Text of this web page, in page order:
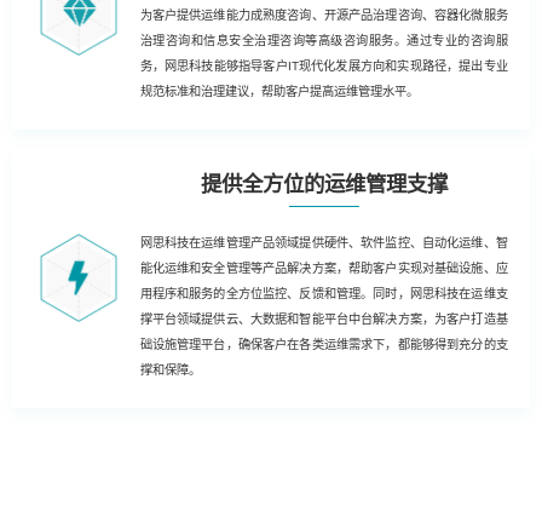
为客户提供运维能力成熟度咨询、开源产品治理咨询、容器化微服务
治理咨询和信息安全治理咨询等高级咨询服务。通过专业的咨询服
务，网思科技能够指导客户IT现代化发展方向和实现路径，提出专业
规范标准和治理建议，帮助客户提高运维管理水平。
提供全方位的运维管理支撑
网思科技在运维管理产品领域提供硬件、软件监控、自动化运维、智
能化运维和安全管理等产品解决方案，帮助客户实现对基础设施、应
用程序和服务的全方位监控、反馈和管理。同时，网思科技在运维支
撑平台领域提供云、大数据和智能平台中台解决方案，为客户打造基
础设施管理平台，确保客户在各类运维需求下，都能够得到充分的支
撑和保障。